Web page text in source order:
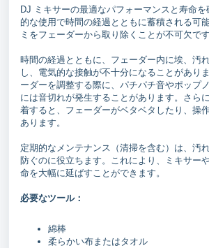
DJ ミキサーの最適なパフォーマンスと寿命
的な使用で時間の経過とともに蓄積される可
ミをフェーダーから取り除くことが不可欠です
時間の経過とともに、フェーダー内に埃、汚
し、電気的な接触が不十分になることがあり
ーダーを調整する際に、パチパチ音やポップ
には音切れが発生することがあります。さら
着すると、フェーダーがベタベタしたり、操
あります。
定期的なメンテナンス（清掃を含む）は、汚
防ぐのに役立ちます。これにより、ミキサー
命を大幅に延ばすことができます。
必要なツール：
綿棒
柔らかい布またはタオル